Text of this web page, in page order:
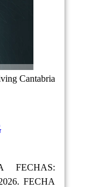
Cantabria
FECHAS:
FECHA